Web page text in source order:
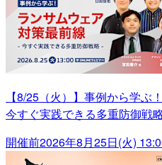
【8/25（火）】事例から学ぶ
今すぐ実践できる多重防御戦
開催前2026年8月25日(火)